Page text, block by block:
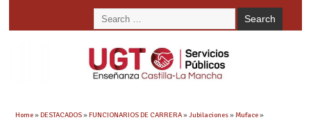
Home»DESTACADOS»FUNCIONARIOS DE CARRERA»Jubilaciones»Muface»